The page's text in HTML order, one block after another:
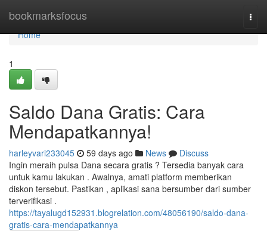
bookmarksfocus
Home
Home
1
Saldo Dana Gratis: Cara
Mendapatkannya!
harleyvari233045 59 days ago News
Discuss
Ingin meraih pulsa Dana secara gratis ? Tersedia banyak cara
untuk kamu lakukan . Awalnya, amati platform memberikan
diskon tersebut. Pastikan , aplikasi sana bersumber dari sumber
terverifikasi .
https://tayalugd152931.blogrelation.com/48056190/saldo-dana-
gratis-cara-mendapatkannya